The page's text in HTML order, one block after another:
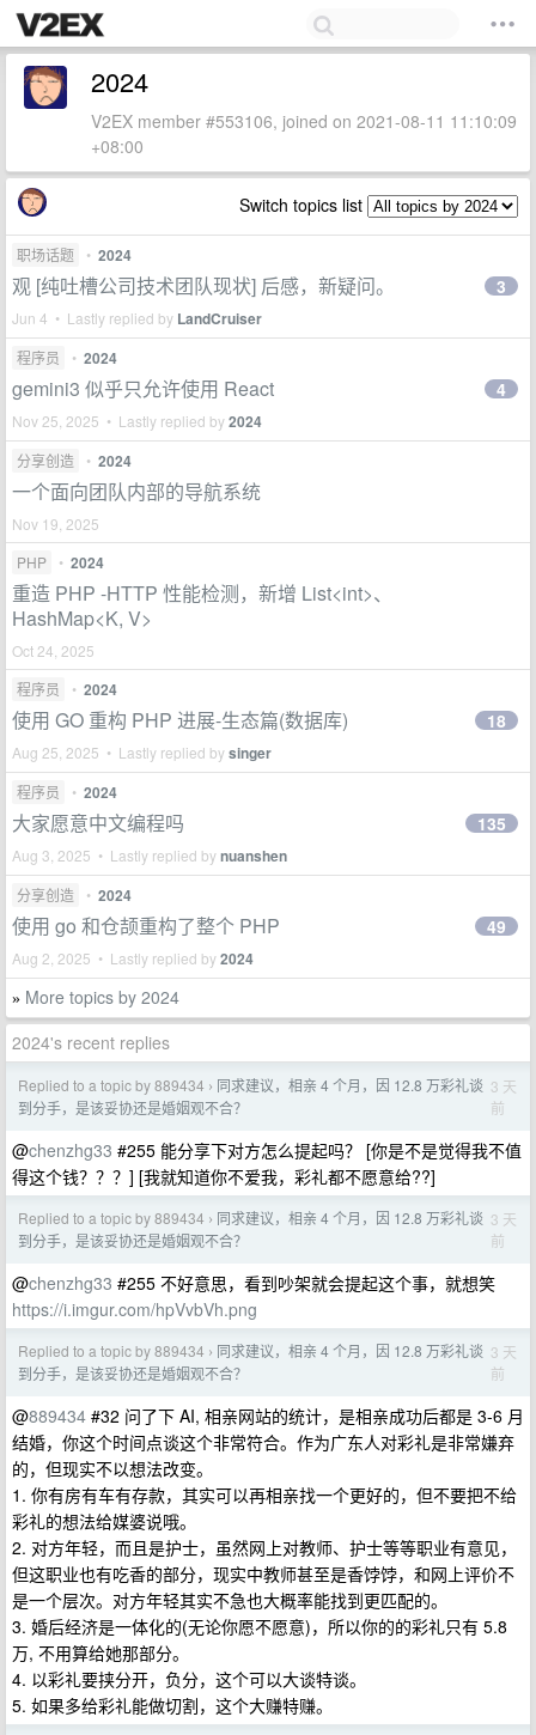
2024
V2EX member #553106, joined on 2021-08-11 11:10:09
+08:00
Switch topics list
职场话题 • 2024
观 [纯吐槽公司技术团队现状] 后感，新疑问。
Jun 4 • Lastly replied by LandCruiser
3
程序员 • 2024
gemini3 似乎只允许使用 React
Nov 25, 2025 • Lastly replied by2024
4
分享创造 • 2024
一个面向团队内部的导航系统
Nov 19, 2025
PHP
• 2024
重造 PHP -HTTP 性能检测，新增 List<int>、
HashMap<K, V>
Oct 24, 2025
程序员
• 2024
使用 GO 重构 PHP 进展-生态篇(数据库)
Aug 25, 2025 • Lastly replied bysinger
18
程序员 • 2024
大家愿意中文编程吗
Aug 3, 2025 • Lastly replied bynuanshen
135
分享创造 • 2024
使用 go 和仓颉重构了整个 PHP
Aug 2, 2025 • Lastly replied by2024
49
» More topics by 2024
2024's recent replies
Replied to a topic by 889434 › 同求建议，相亲 4 个月，因 12.8 万彩礼谈
到分手，是该妥协还是婚姻观不合？
3 天
前
@chenzhg33 #255 能分享下对方怎么提起吗？ [你是不是觉得我不值
得这个钱？？？] [我就知道你不爱我，彩礼都不愿意给??]
Replied to a topic by 889434 › 同求建议，相亲 4 个月，因 12.8 万彩礼谈
到分手，是该妥协还是婚姻观不合？
3 天
前
@chenzhg33 #255 不好意思，看到吵架就会提起这个事，就想笑
https://i.imgur.com/hpVvbVh.png
Replied to a topic by 889434 › 同求建议，相亲 4 个月，因 12.8 万彩礼谈
到分手，是该妥协还是婚姻观不合？
3 天
前
@889434 #32 问了下 AI, 相亲网站的统计，是相亲成功后都是 3-6 月
结婚，你这个时间点谈这个非常符合。作为广东人对彩礼是非常嫌弃
的，但现实不以想法改变。
1. 你有房有车有存款，其实可以再相亲找一个更好的，但不要把不给
彩礼的想法给媒婆说哦。
2. 对方年轻，而且是护士，虽然网上对教师、护士等等职业有意见，
但这职业也有吃香的部分，现实中教师甚至是香饽饽，和网上评价不
是一个层次。对方年轻其实不急也大概率能找到更匹配的。
3. 婚后经济是一体化的(无论你愿不愿意)，所以你的的彩礼只有 5.8
万, 不用算给她那部分。
4. 以彩礼要挟分开，负分，这个可以大谈特谈。
5. 如果多给彩礼能做切割，这个大赚特赚。